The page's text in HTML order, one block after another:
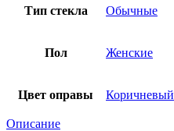
Тип стекла Обычные
Пол Женские
Цвет оправы Коричневый
Описание